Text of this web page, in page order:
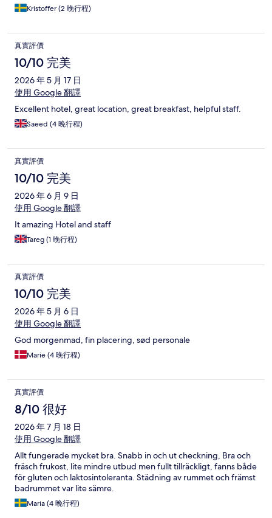
Kristoffer (2 晚行程)
真實評價
10/10 完美
2026 年 5 月 17 日
使用 Google 翻譯
Excellent hotel, great location, great breakfast, helpful staff.
Saeed (4 晚行程)
真實評價
10/10 完美
2026 年 6 月 9 日
使用 Google 翻譯
It amazing Hotel and staff
Tareg (1 晚行程)
真實評價
10/10 完美
2026 年 5 月 6 日
使用 Google 翻譯
God morgenmad, fin placering, sød personale
Marie (4 晚行程)
真實評價
8/10 很好
2026 年 7 月 18 日
使用 Google 翻譯
Allt fungerade mycket bra. Snabb in och ut checkning, Bra och
fräsch frukost, lite mindre utbud men fullt tillräckligt, fanns både
för gluten och laktosintoleranta. Städning av rummet och främst
badrummet var lite sämre.
Maria (4 晚行程)